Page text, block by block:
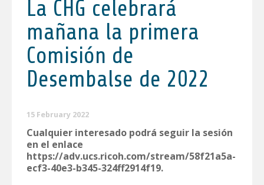
La CHG celebrará
mañana la primera
Comisión de
Desembalse de 2022
15 February 2022
Cualquier interesado podrá seguir la sesión
en el enlace
https://adv.ucs.ricoh.com/stream/58f21a5a-
ecf3-40e3-b345-324ff2914f19.